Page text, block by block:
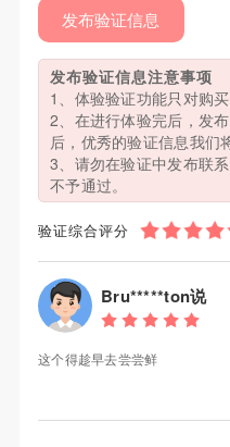
发布验证信息
发布验证信息注意事项
1、体验验证功能只对购
2、在进行体验完后，发
后，优秀的验证信息我们
3、请勿在验证中发布联
不予通过。
验证综合评分
Bru*****ton说
这个得趁早去尝尝鲜